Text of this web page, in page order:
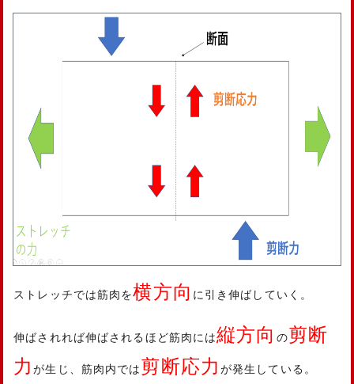
ストレッチでは筋肉を横方向 に引き伸ばしていく。
伸ばされれば伸ばされるほど筋肉には縦方向 の剪断
力が生じ、筋肉内では剪断応力 が発生している。